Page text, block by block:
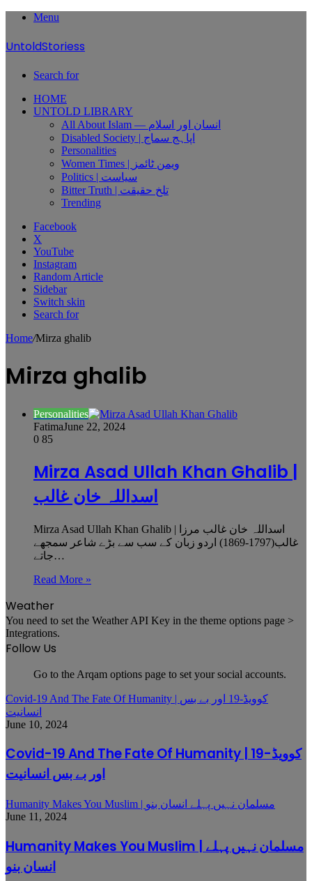
Menu
UntoldStoriess
Search for
HOME
UNTOLD LIBRARY
All About Islam — انسان اور اسلام
Disabled Society | اپاہج سماج
Personalities
Women Times | ویمن ٹائمز
Politics | سیاست
Bitter Truth | تلخ حقیقت
Trending
Facebook
X
YouTube
Instagram
Random Article
Sidebar
Switch skin
Search for
Home/Mirza ghalib
Mirza ghalib
Personalities
FatimaJune 22, 2024
0 85
Mirza Asad Ullah Khan Ghalib |
اسداللہ خان غالب
Mirza Asad Ullah Khan Ghalib | اسداللہ خان غالب مرزا
غالب(1797-1869) اردو زبان کے سب سے بڑے شاعر سمجھے
جاتے…
Read More »
Weather
You need to set the Weather API Key in the theme options page >
Integrations.
Follow Us
Go to the Arqam options page to set your social accounts.
Covid-19 And The Fate Of Humanity | کوویڈ-19 اور بے بس
انسانیت
June 10, 2024
Covid-19 And The Fate Of Humanity | کوویڈ-19
اور بے بس انسانیت
Humanity Makes You Muslim | مسلمان نہیں پہلے انسان بنو
June 11, 2024
Humanity Makes You Muslim | مسلمان نہیں پہلے
انسان بنو